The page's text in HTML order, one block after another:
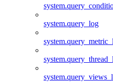
system.query_log